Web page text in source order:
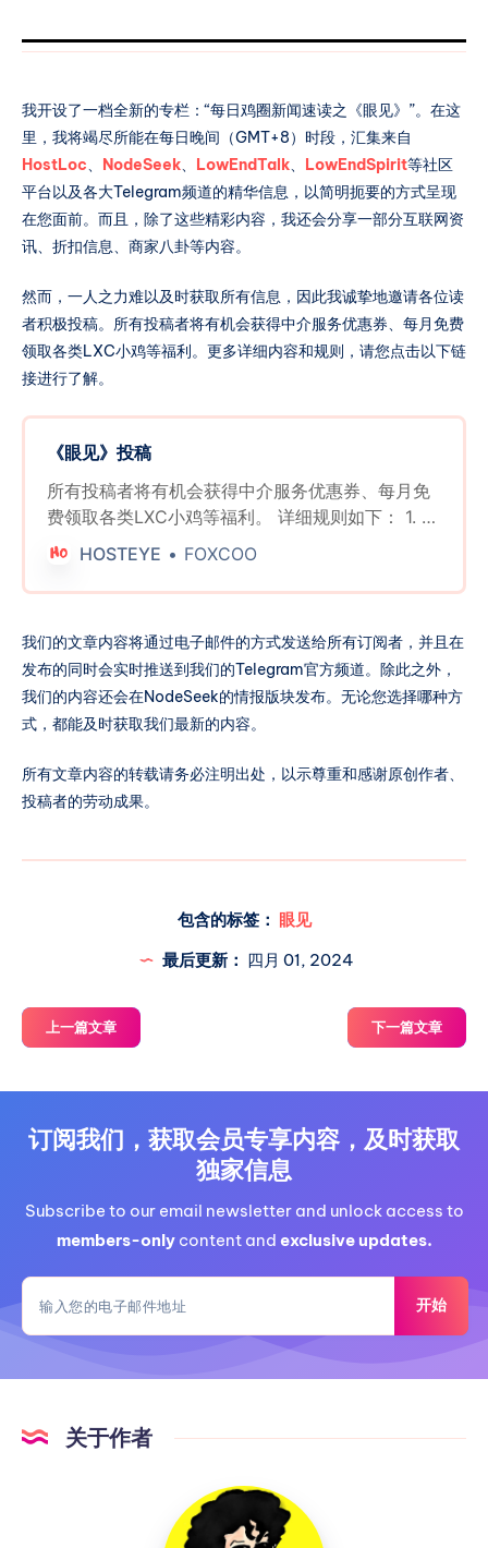
我开设了一档全新的专栏：“每日鸡圈新闻速读之《眼见》”。在这
里，我将竭尽所能在每日晚间（GMT+8）时段，汇集来自
HostLoc、 NodeSeek、 LowEndTalk、 LowEndSpirit等社区
平台以及各大Telegram频道的精华信息，以简明扼要的方式呈现
在您面前。而且，除了这些精彩内容，我还会分享一部分互联网资
讯、折扣信息、商家八卦等内容。
然而，一人之力难以及时获取所有信息，因此我诚挚地邀请各位读
者积极投稿。所有投稿者将有机会获得中介服务优惠券、每月免费
领取各类LXC小鸡等福利。更多详细内容和规则，请您点击以下链
接进行了解。
《眼见》投稿
所有投稿者将有机会获得中介服务优惠券、每月免
费领取各类LXC小鸡等福利。 详细规则如下： 1. 有
效投稿奖励： * 所有提交有效信息并留下有效联系
方式的投稿者，无论其投稿是否被采用，每周日都
有机会参与抽奖。 * 每周将随机抽取三名获奖者，
采纳投稿奖励： * 被采用的投稿将直接获得一张中
介服务免费优惠券。 3. 月度有效投稿数量统计奖
励： * 每月最后一天，根据后台统计的相同联系方
式和相同网站注册的电子邮箱账户下的非垃圾投稿
将获得一周的sonet/hkt/cmhk/hinet自选lxc小鸡。
* 排位第二和第三的个人将分别获得三张中介服务
每月最后一天，根据后台统计的相同联系方式和相
进行如下奖励分配： * 最多被采纳的个人将获得一
个月的sonet/hkt/cmhk/hinet自选lxc小鸡。 * 排
HOSTEYE FOXCOO
我们的文章内容将通过电子邮件的方式发送给所有订阅者，并且在
发布的同时会实时推送到我们的Telegram官方频道。除此之外，
我们的内容还会在NodeSeek的情报版块发布。无论您选择哪种方
式，都能及时获取我们最新的内容。
所有文章内容的转载请务必注明出处，以示尊重和感谢原创作者、
投稿者的劳动成果。
包含的标签： 眼见
最后更新： 四月 01, 2024
上一篇文章 下一篇文章
订阅我们，获取会员专享内容，及时获取
独家信息
Subscribe to our email newsletter and unlock access to
members-onlycontent and exclusive updates.
开始
关于作者